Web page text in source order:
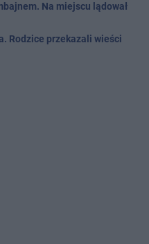
Na miejscu lądował
Rodzice przekazali wieści